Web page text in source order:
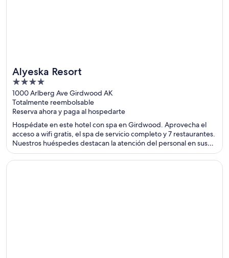
Alyeska Resort
4
out
of
5
1000 Arlberg Ave Girdwood AK
Totalmente reembolsable
Reserva ahora y paga al hospedarte
Hospédate en este hotel con spa en Girdwood. Aprovecha el
acceso a wifi gratis, el spa de servicio completo y 7 restaurantes.
Nuestros huéspedes destacan la atención del personal en sus
opiniones. Estarás muy cerca de atracciones como Alyeska Ski
Resort y Alyeska Aerial Tram.
Se abre en una nueva ventana
Best Western Tyrolean Lodge